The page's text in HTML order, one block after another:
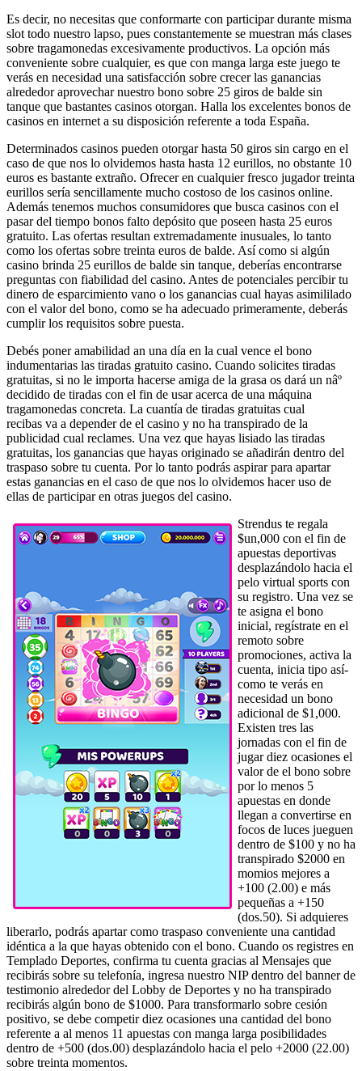
Es decir, no necesitas que conformarte con participar durante misma
slot todo nuestro lapso, pues constantemente se muestran más clases
sobre tragamonedas excesivamente productivos. La opción más
conveniente sobre cualquier, es que con manga larga este juego te
verás en necesidad una satisfacción sobre crecer las ganancias
alrededor aprovechar nuestro bono sobre 25 giros de balde sin
tanque que bastantes casinos otorgan. Halla los excelentes bonos de
casinos en internet a su disposición referente a toda España.
Determinados casinos pueden otorgar hasta 50 giros sin cargo en el
caso de que nos lo olvidemos hasta hasta 12 eurillos, no obstante 10
euros es bastante extraño. Ofrecer en cualquier fresco jugador treinta
eurillos serí­a sencillamente mucho costoso de los casinos online.
Además tenemos muchos consumidores que busca casinos con el
pasar del tiempo bonos falto depósito que poseen hasta 25 euros
gratuito. Las ofertas resultan extremadamente inusuales, lo tanto
como los ofertas sobre treinta euros de balde. Así­ como si algún
casino brinda 25 eurillos de balde sin tanque, deberías encontrarse
preguntas con fiabilidad del casino. Antes de potenciales percibir tu
dinero de esparcimiento vano o los ganancias cual hayas asimililado
con el valor del bono, como se ha adecuado primeramente, deberás
cumplir los requisitos sobre puesta.
Debés poner amabilidad an una día en la cual vence el bono
indumentarias las tiradas gratuito casino. Cuando solicites tiradas
gratuitas, si no le importa hacerse amiga de la grasa os dará un nâº
decidido de tiradas con el fin de usar acerca de una máquina
tragamonedas concreta. La cuantía de tiradas gratuitas cual
recibas va a depender de el casino y no ha transpirado de la
publicidad cual reclames. Una vez que hayas lisiado las tiradas
gratuitas, los ganancias que hayas originado se añadirán dentro del
traspaso sobre tu cuenta. Por lo tanto podrás aspirar para apartar
estas ganancias en el caso de que nos lo olvidemos hacer uso de
ellas de participar en otras juegos del casino.
Strendus te regala
$un,000 con el fin de
apuestas deportivas
desplazándolo hacia el
pelo virtual sports con
su registro. Una vez se
te asigna el bono
inicial, regístrate en el
remoto sobre
promociones, activa la
cuenta, inicia tipo así­
como te verás en
necesidad un bono
adicional de $1,000.
Existen tres las
jornadas con el fin de
jugar diez ocasiones el
valor de el bono sobre
por lo menos 5
apuestas en donde
llegan a convertirse en
focos de luces jueguen
dentro de $100 y no ha
transpirado $2000 en
momios mejores a
+100 (2.00) e más
pequeñas a +150
(dos.50). Si adquieres
liberarlo, podrás apartar como traspaso conveniente una cantidad
idéntica a la que hayas obtenido con el bono. Cuando os registres en
Templado Deportes, confirma tu cuenta gracias al Mensajes que
recibirás sobre su telefonía, ingresa nuestro NIP dentro del banner de
testimonio alrededor del Lobby de Deportes y no ha transpirado
recibirás algún bono de $1000. Para transformarlo sobre cesión
positivo, se debe competir diez ocasiones una cantidad del bono
referente a al menos 11 apuestas con manga larga posibilidades
dentro de +500 (dos.00) desplazándolo hacia el pelo +2000 (22.00)
sobre treinta momentos.